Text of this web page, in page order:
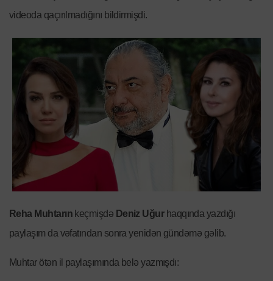
videoda qaçırılmadığını bildirmişdi.
Reha Muhtarınkeçmişdə Deniz Uğurhaqqında yazdığı
paylaşım da vəfatından sonra yenidən gündəmə gəlib.
Muhtar ötən il paylaşımında belə yazmışdı: